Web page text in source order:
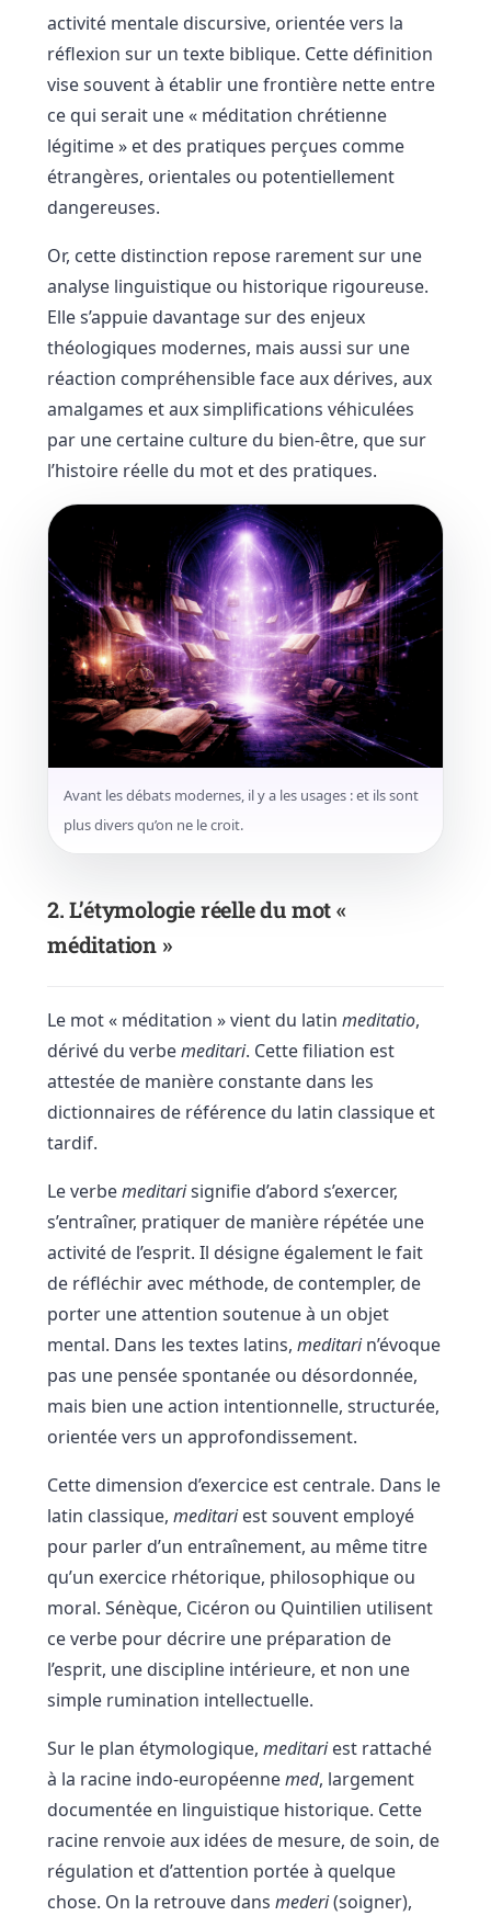
activité mentale discursive, orientée vers la
réflexion sur un texte biblique. Cette définition
vise souvent à établir une frontière nette entre
ce qui serait une « méditation chrétienne
légitime » et des pratiques perçues comme
étrangères, orientales ou potentiellement
dangereuses.
Or, cette distinction repose rarement sur une
analyse linguistique ou historique rigoureuse.
Elle s’appuie davantage sur des enjeux
théologiques modernes, mais aussi sur une
réaction compréhensible face aux dérives, aux
amalgames et aux simplifications véhiculées
par une certaine culture du bien-être, que sur
l’histoire réelle du mot et des pratiques.
Avant les débats modernes, il y a les usages : et ils sont
plus divers qu’on ne le croit.
2. L’étymologie réelle du mot «
méditation »
Le mot « méditation » vient du latin meditatio,
dérivé du verbemeditari. Cette filiation est
attestée de manière constante dans les
dictionnaires de référence du latin classique et
tardif.
Le verbemeditarisignifie d’abord s’exercer,
s’entraîner, pratiquer de manière répétée une
activité de l’esprit. Il désigne également le fait
de réfléchir avec méthode, de contempler, de
porter une attention soutenue à un objet
mental. Dans les textes latins, meditarin’évoque
pas une pensée spontanée ou désordonnée,
mais bien une action intentionnelle, structurée,
orientée vers un approfondissement.
Cette dimension d’exercice est centrale. Dans le
latin classique, meditariest souvent employé
pour parler d’un entraînement, au même titre
qu’un exercice rhétorique, philosophique ou
moral. Sénèque, Cicéron ou Quintilien utilisent
ce verbe pour décrire une préparation de
l’esprit, une discipline intérieure, et non une
simple rumination intellectuelle.
Sur le plan étymologique, meditariest rattaché
à la racine indo-européennemed, largement
documentée en linguistique historique. Cette
racine renvoie aux idées de mesure, de soin, de
régulation et d’attention portée à quelque
chose. On la retrouve dans mederi(soigner),